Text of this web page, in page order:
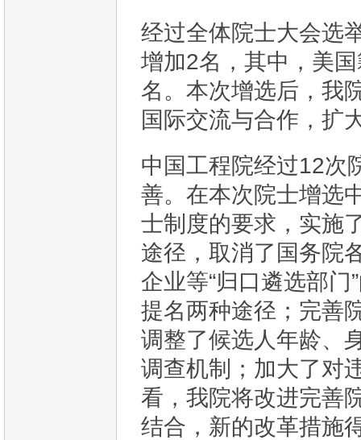
经过全体院士大会选
增加2名，其中，美
名。本次增选后，我
国际交流与合作，扩
中国工程院经过12次
善。在本次院士增选
士制度的要求，实施
途径，取消了国务院
企业等“归口遴选部
提名两种途径；完善
调整了候选人年龄、
调查机制；加大了对
看，我院将改进完善
结合，新的改革措施